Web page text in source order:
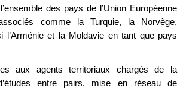
des pays de l’Union Européenne
comme la Turquie, la Norvège,
l’Arménie et la Moldavie en tant que pays
aux agents territoriaux chargés de la
entre pairs, mise en réseau de